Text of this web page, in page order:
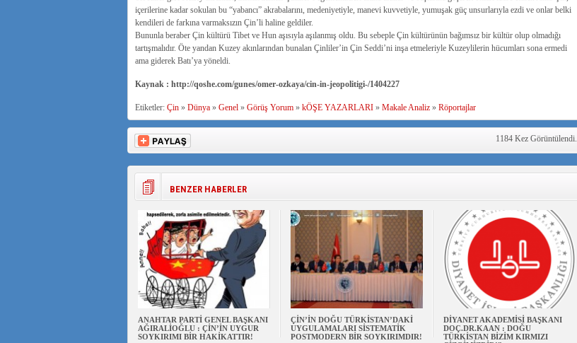
içerilerine kadar sokulan bu “yabancı” akrabalarını, medeniyetiyle, manevi kuvvetiyle, yumuşak güç unsurlarıyla ezdi ve onlar belki
kendileri de farkına varmaksızın Çin’li haline geldiler.
Bununla beraber Çin kültürü Tibet ve Hun aşısıyla aşılanmış oldu. Bu sebeple Çin kültürünün bağımsız bir kültür olup olmadığı
tartışmalıdır. Öte yandan Kuzey akınlarından bunalan Çinliler’in Çin Seddi’ni inşa etmeleriyle Kuzeylilerin hücumları sona ermedi
ama giderek Batı’ya yöneldi.
Kaynak : http://qoshe.com/gunes/omer-ozkaya/cin-in-jeopolitigi-/1404227
Etiketler: Çin» Dünya» Genel» Görüş Yorum» kÖŞE YAZARLARI» Makale Analiz» Röportajlar
1184 Kez Görüntülendi.
BENZER HABERLER
ANAHTAR PARTİ GENEL BAŞKANI
AĞIRALİOĞLU : ÇİN’İN UYGUR
SOYKIRIMI BİR HAKİKATTIR!
ÇİN’İN DOĞU TÜRKİSTAN’DAKİ
UYGULAMALARI SİSTEMATİK
POSTMODERN BİR SOYKIRIMDIR!
DİYANET AKADEMİSİ BAŞKANI
DOÇ.DR.KAAN : DOĞU
TÜRKİSTAN BİZİM KIRMIZI